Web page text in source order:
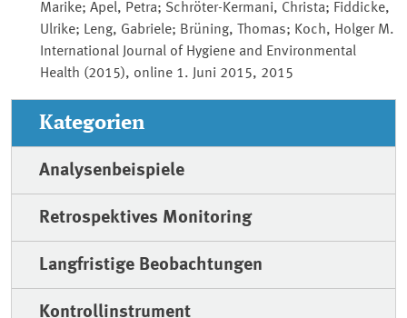
Marike; Apel, Petra; Schröter-Kermani, Christa; Fiddicke,
Ulrike; Leng, Gabriele; Brüning, Thomas; Koch, Holger M.
International Journal of Hygiene and Environmental
Health (2015), online 1. Juni 2015, 2015
Kategorien
Analysenbeispiele
Retrospektives Monitoring
Langfristige Beobachtungen
Kontrollinstrument